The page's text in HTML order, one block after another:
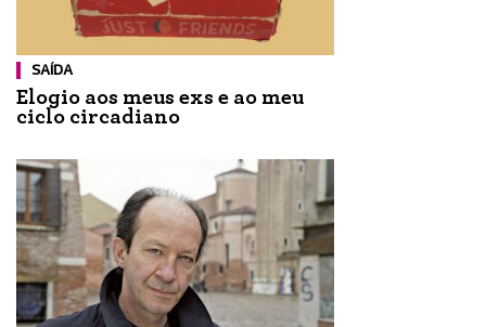
SAÍDA
Elogio aos meus exs e ao meu
ciclo circadiano